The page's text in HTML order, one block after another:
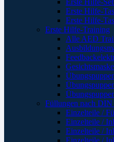
Erste Hilfe-
Erste Hilfe-
Erste Hilfe-
Erste Hilfe-Training
Alle AED
Füllungen nach
Einzelteile /
Einzelteile /
Einzelteile /
Einzelteile /